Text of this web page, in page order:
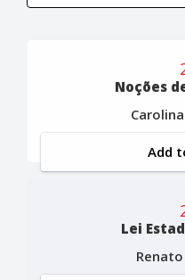
Noções
Add
Lei